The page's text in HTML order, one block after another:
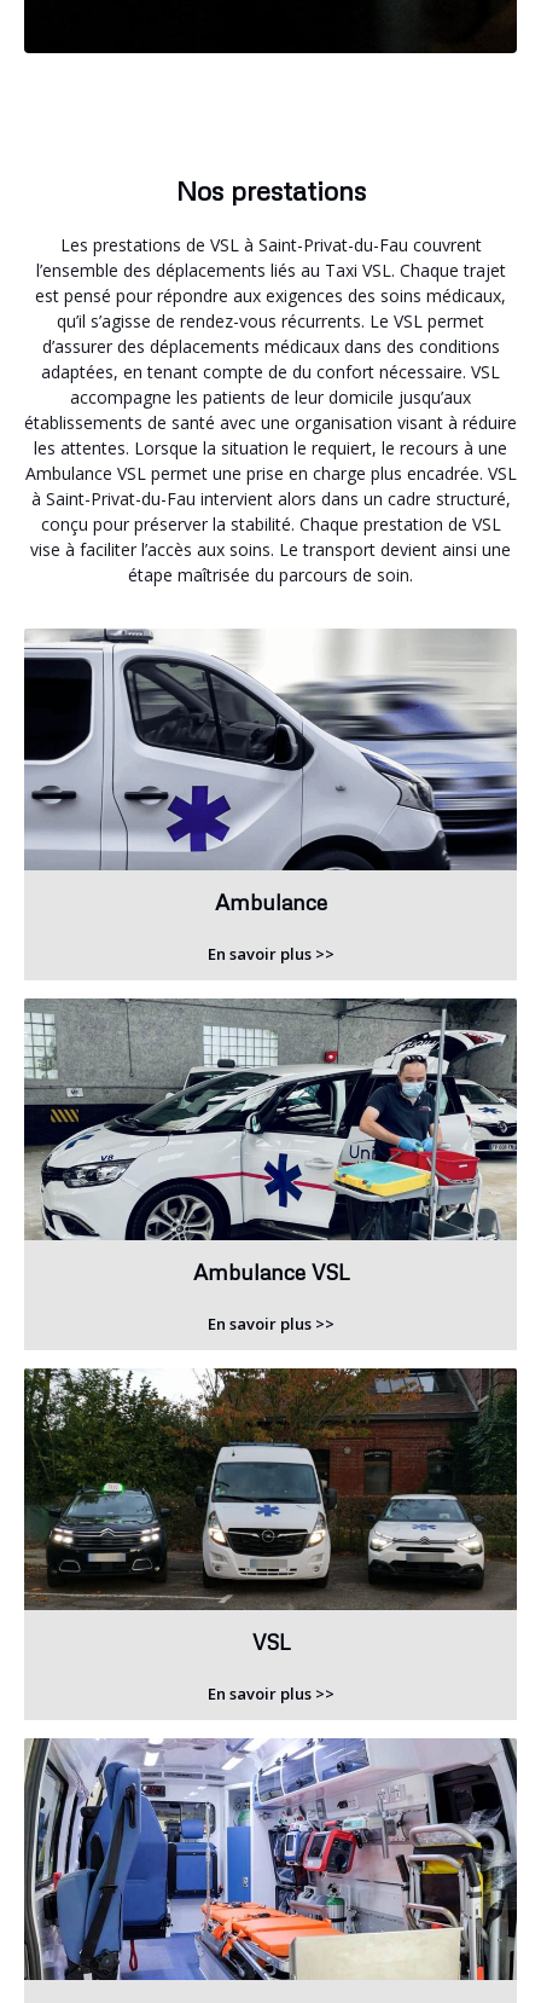
Nos prestations
Les prestations de VSL à Saint-Privat-du-Fau couvrent
l’ensemble des déplacements liés au Taxi VSL. Chaque trajet
est pensé pour répondre aux exigences des soins médicaux,
qu’il s’agisse de rendez-vous récurrents. Le VSL permet
d’assurer des déplacements médicaux dans des conditions
adaptées, en tenant compte de du confort nécessaire. VSL
accompagne les patients de leur domicile jusqu’aux
établissements de santé avec une organisation visant à réduire
les attentes. Lorsque la situation le requiert, le recours à une
Ambulance VSL permet une prise en charge plus encadrée. VSL
à Saint-Privat-du-Fau intervient alors dans un cadre structuré,
conçu pour préserver la stabilité. Chaque prestation de VSL
vise à faciliter l’accès aux soins. Le transport devient ainsi une
étape maîtrisée du parcours de soin.
Ambulance
En savoir plus >>
Ambulance VSL
En savoir plus >>
VSL
En savoir plus >>